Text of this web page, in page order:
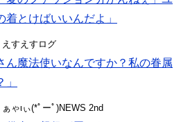
着とけばいいんだよ」
すえすログ
ん魔法使いなんですか？私の眷属
ゃιぃ(*ﾟーﾟ)NEWS 2nd